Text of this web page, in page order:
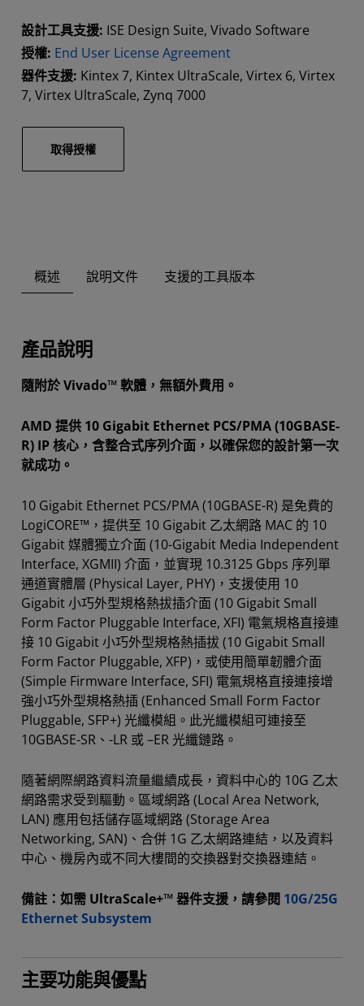
設計工具支援: ISE Design Suite, Vivado Software
授權: End User License Agreement
器件支援: Kintex 7, Kintex UltraScale, Virtex 6, Virtex
7, Virtex UltraScale, Zynq 7000
取得授權
概述 說明文件 支援的工具版本
產品說明
隨附於 Vivado™ 軟體，無額外費用。
AMD 提供 10 Gigabit Ethernet PCS/PMA (10GBASE-
R) IP 核心，含整合式序列介面，以確保您的設計第一次
就成功。
10 Gigabit Ethernet PCS/PMA (10GBASE-R) 是免費的
LogiCORE™，提供至 10 Gigabit 乙太網路 MAC 的 10
Gigabit 媒體獨立介面 (10-Gigabit Media Independent
Interface, XGMII) 介面，並實現 10.3125 Gbps 序列單
通道實體層 (Physical Layer, PHY)，支援使用 10
Gigabit 小巧外型規格熱拔插介面 (10 Gigabit Small
Form Factor Pluggable Interface, XFI) 電氣規格直接連
接 10 Gigabit 小巧外型規格熱插拔 (10 Gigabit Small
Form Factor Pluggable, XFP)，或使用簡單韌體介面
(Simple Firmware Interface, SFI) 電氣規格直接連接增
強小巧外型規格熱插 (Enhanced Small Form Factor
Pluggable, SFP+) 光纖模組。此光纖模組可連接至
10GBASE-SR、-LR 或 –ER 光纖鏈路。
隨著網際網路資料流量繼續成長，資料中心的 10G 乙太
網路需求受到驅動。區域網路 (Local Area Network,
LAN) 應用包括儲存區域網路 (Storage Area
Networking, SAN)、合併 1G 乙太網路連結，以及資料
中心、機房內或不同大樓間的交換器對交換器連結。
備註：如需 UltraScale+™ 器件支援，請參閱 10G/25G
Ethernet Subsystem
主要功能與優點